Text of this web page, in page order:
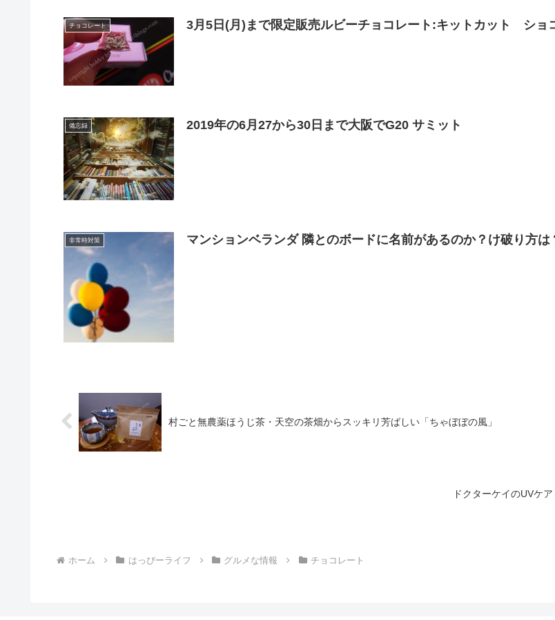
チョコレート 3月5日(月)まで限定販売ルビーチョコレート:キットカット シ
備忘録 2019年の6月27から30日まで大阪でG20 サミット
非常時対策 マンションベランダ 隣とのボードに名前があるのか？け破り方は
村ごと無農薬ほうじ茶・天空の茶畑からスッキリ芳ばしい「ちゃぼぼの風」
ドクターケイのUVケ
ホーム はっぴーライフ グルメな情報 チョコレート